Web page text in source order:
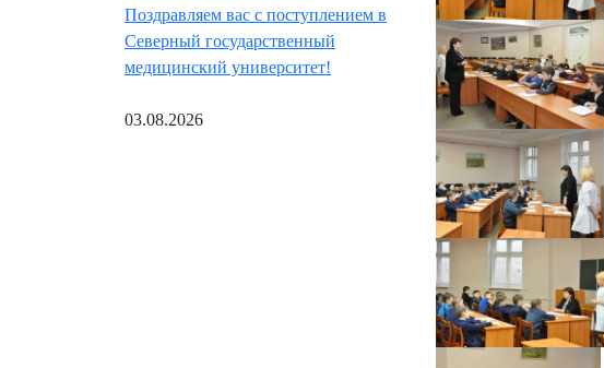
Поздравляем вас с поступлением в
Северный государственный
медицинский университет!
03.08.2026